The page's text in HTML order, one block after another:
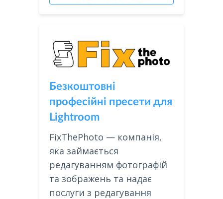
Безкоштовні
професійні пресети для
Lightroom
FixThePhoto — компанія,
яка займається
редагуванням фотографій
та зображень та надає
послуги з редагування